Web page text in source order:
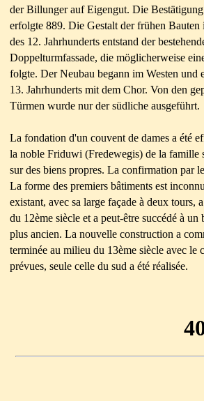
der Billunger auf Eigengut. Die
erfolgte 889. Die Gestalt der frühen Bauten
des 12. Jahrhunderts entstand der
Doppelturmfassade, die möglicherweise
folgte. Der Neubau begann im Westen und
13. Jahrhunderts mit dem Chor. Von den
Türmen wurde nur der südliche ausgeführt.
La fondation d'un couvent de dames a été
la noble Friduwi (Fredewegis) de la famille
sur des biens propres. La confirmation par
La forme des premiers bâtiments est
existant, avec sa large façade à deux tours,
du 12ème siècle et a peut-être succédé à un
plus ancien. La nouvelle construction a
terminée au milieu du 13ème siècle avec le
prévues, seule celle du sud a été réalisée.